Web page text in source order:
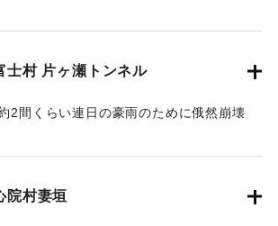
士村 片ヶ瀬トンネル
2間くらい連日の豪雨のために俄然崩壊
名が必死になって復旧に務めたので19日
となったが、目下泥濘約5寸くらいの深さ
ある。
院村妻垣